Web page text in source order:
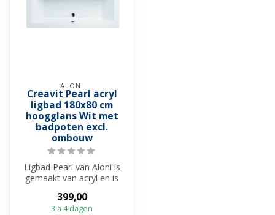
ALONI
Creavit Pearl acryl
ligbad 180x80 cm
hoogglans Wit met
badpoten excl.
ombouw
Ligbad Pearl van Aloni is
gemaakt van acryl en is
H...
399,00
3 a 4 dagen